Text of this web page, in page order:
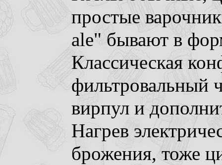
простые
ale" бывают в
Классическая
фильтровальный
вирпул и
Нагрев
брожения, тоже